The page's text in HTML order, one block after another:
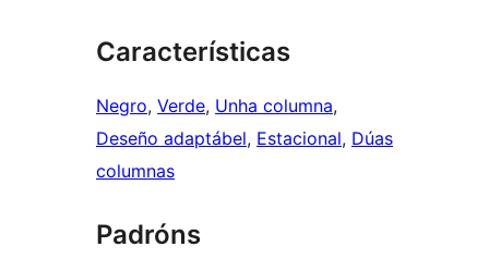
Características
Negro, Verde, Unha columna
Deseño adaptábel, Estacional, Dúas
columnas
Padróns